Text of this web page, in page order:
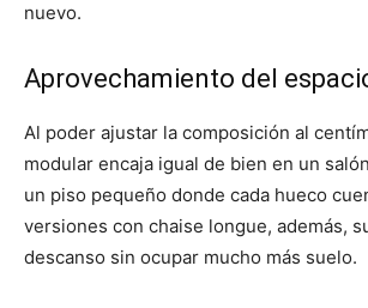
nuevo.
Aprovechamiento del
Al poder ajustar la composición al
modular encaja igual de bien en un
un piso pequeño donde cada hueco
versiones con chaise longue, además,
descanso sin ocupar mucho más suelo.